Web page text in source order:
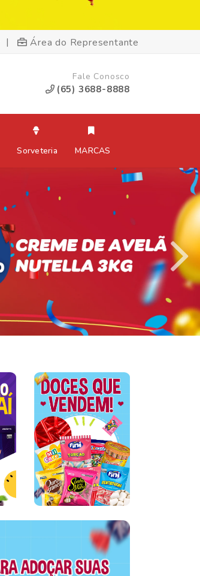
| Área do Representante
Fale Conosco
(65) 3688-8888
Sorveteria MARCAS